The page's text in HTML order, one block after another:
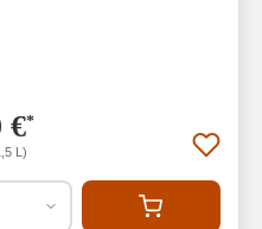
€*
L)